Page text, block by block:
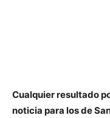
Cualquier resultado
noticia para los de